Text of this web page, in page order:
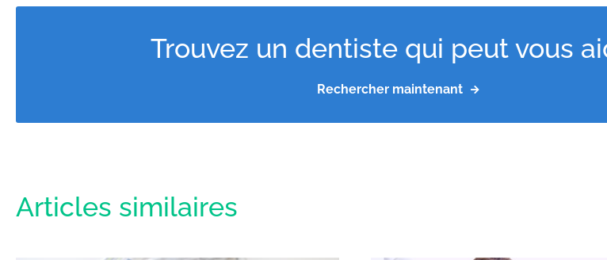
Trouvez un dentiste qui peut vous
Rechercher maintenant
Articles similaires